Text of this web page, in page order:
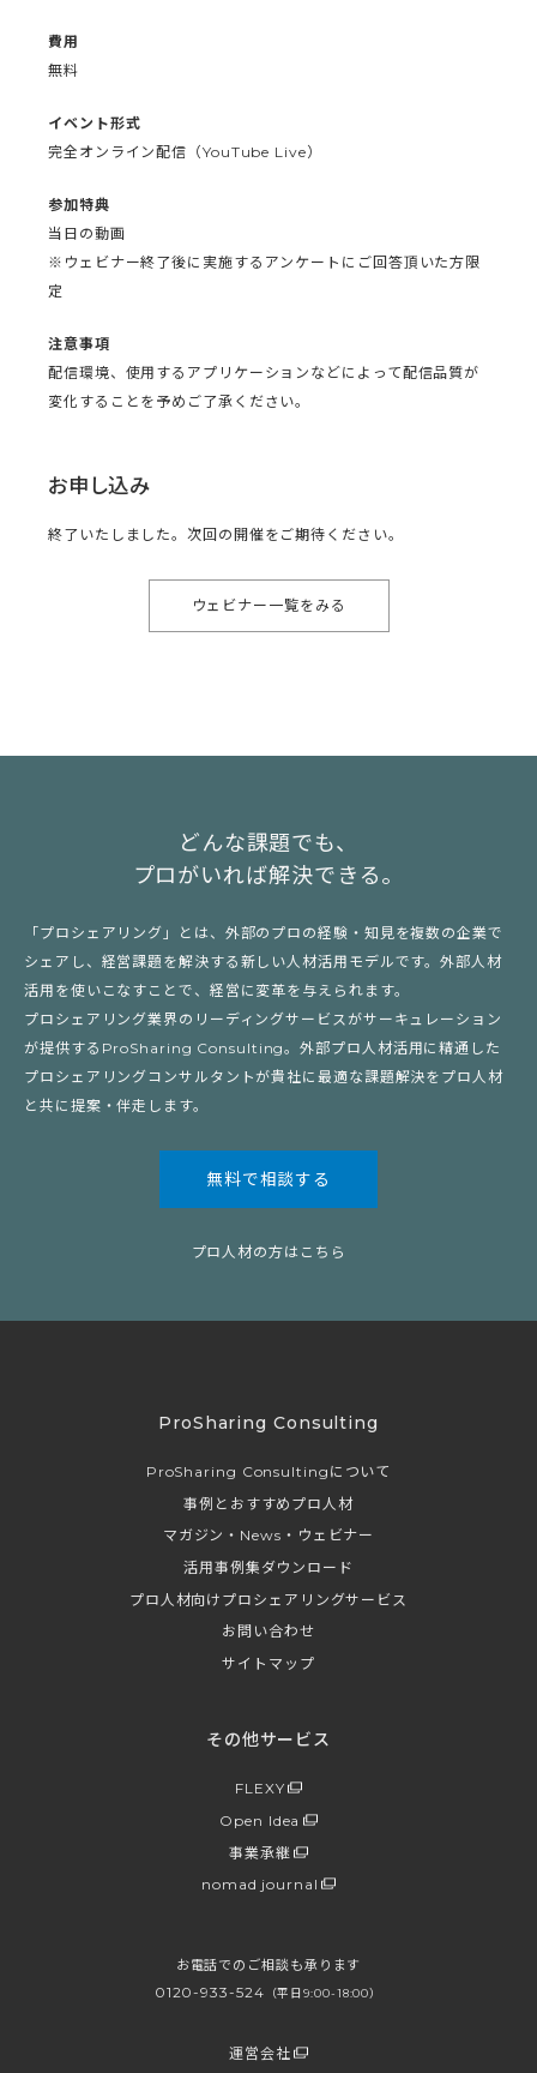
費用
無料
イベント形式
完全オンライン配信（YouTube Live）
参加特典
当日の動画
※ウェビナー終了後に実施するアンケートにご回答頂いた方限
定
注意事項
配信環境、使用するアプリケーションなどによって配信品質が
変化することを予めご了承ください。
お申し込み
終了いたしました。次回の開催をご期待ください。
ウェビナー一覧をみる
どんな課題でも、
プロがいれば解決できる。
「プロシェアリング」とは、外部のプロの経験・知見を複数の企業で
シェアし、経営課題を解決する新しい人材活用モデルです。外部人材
活用を使いこなすことで、経営に変革を与えられます。
プロシェアリング業界のリーディングサービスがサーキュレーション
が提供するProSharing Consulting。外部プロ人材活用に精通した
プロシェアリングコンサルタントが貴社に最適な課題解決をプロ人材
と共に提案・伴走します。
無料で相談する
プロ人材の方はこちら
ProSharing Consulting
ProSharing Consultingについて
事例とおすすめプロ人材
マガジン・News・ウェビナー
活用事例集ダウンロード
プロ人材向けプロシェアリングサービス
お問い合わせ
サイトマップ
その他サービス
FLEXY
Open Idea
事業承継
nomad journal
お電話でのご相談も承ります
0120-933-524 （平日9:00-18:00）
運営会社